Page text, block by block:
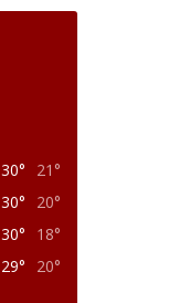
30°
21°
30°
20°
30°
18°
29° 20°